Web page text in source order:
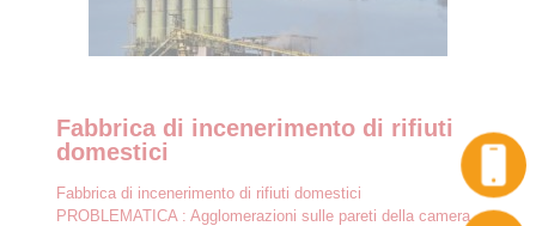
Fabbrica di incenerimento di rifiuti
domestici
Fabbrica di incenerimento di rifiuti domestici
PROBLEMATICA : Agglomerazioni sulle pareti della camera